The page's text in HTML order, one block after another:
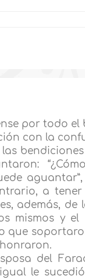
por todo
con la
a
además, de
mismos y
que
del
le